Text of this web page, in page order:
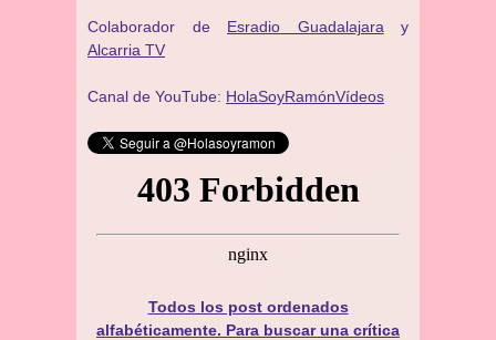
Colaborador de Esradio Guadalajara y
Alcarria TV
Canal de YouTube: HolaSoyRamónVídeos
Todos los post ordenados
alfabéticamente. Para buscar una crítica